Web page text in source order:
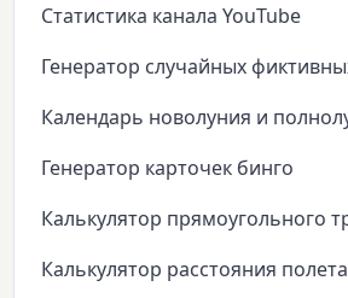
Статистика канала YouTube
Генератор случайных
Календарь новолуния и
Генератор карточек бинго
Калькулятор прямоугольного
Калькулятор расстояния полета